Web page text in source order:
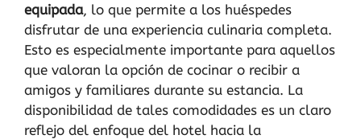
equipada, lo que permite a los huéspedes
disfrutar de una experiencia culinaria completa.
Esto es especialmente importante para aquellos
que valoran la opción de cocinar o recibir a
amigos y familiares durante su estancia. La
disponibilidad de tales comodidades es un claro
reflejo del enfoque del hotel hacia la